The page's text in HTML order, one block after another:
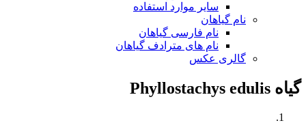
سایر موارد استفاده
نام گیاهان
نام فارسی گیاهان
نام های مترادف گیاهان
گالری عکس
گیاه Phyllostachys edulis